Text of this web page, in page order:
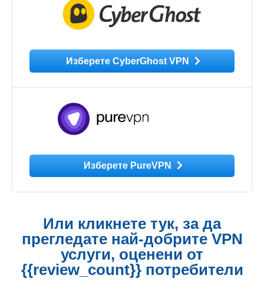
Изберете CyberGhost VPN
Изберете PureVPN
Или кликнете тук, за да
прегледате най-добрите VPN
услуги, оценени от
{{review_count}} потребители